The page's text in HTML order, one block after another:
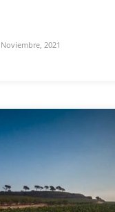
Noviembre, 2021